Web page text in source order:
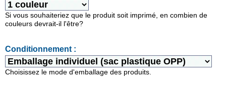
Si vous souhaiteriez que le produit soit imprimé, en combien de
couleurs devrait-il l'être?
Conditionnement :
Choisissez le mode d'emballage des produits.